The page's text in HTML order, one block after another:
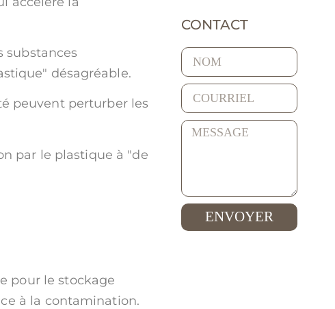
substances
désagréable.
peuvent perturber les
par le plastique à "de
pour le stockage
à la contamination.
CONTACT
ENVOYER